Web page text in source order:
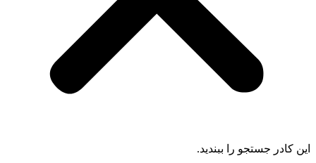
این کادر جستجو را ببندید.